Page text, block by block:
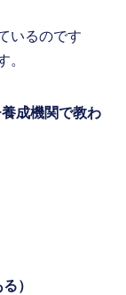
いるのです
。
成機関で教わ
）